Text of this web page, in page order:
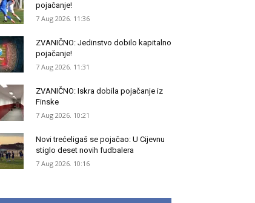
pojačanje!
7 Aug 2026. 11:36
ZVANIČNO: Jedinstvo dobilo kapitalno
pojačanje!
7 Aug 2026. 11:31
ZVANIČNO: Iskra dobila pojačanje iz
Finske
7 Aug 2026. 10:21
Novi trećeligaš se pojačao: U Cijevnu
stiglo deset novih fudbalera
7 Aug 2026. 10:16